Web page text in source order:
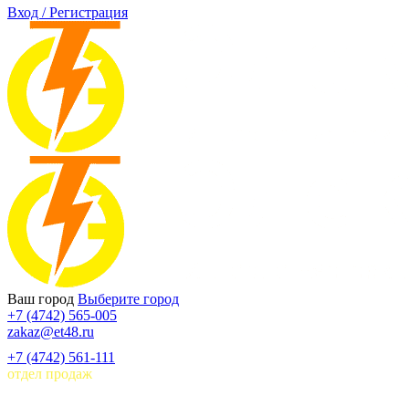
Вход / Регистрация
Ваш город Выберите город
+7 (4742) 565-005
zakaz@et48.ru
+7 (4742) 561-111
отдел продаж